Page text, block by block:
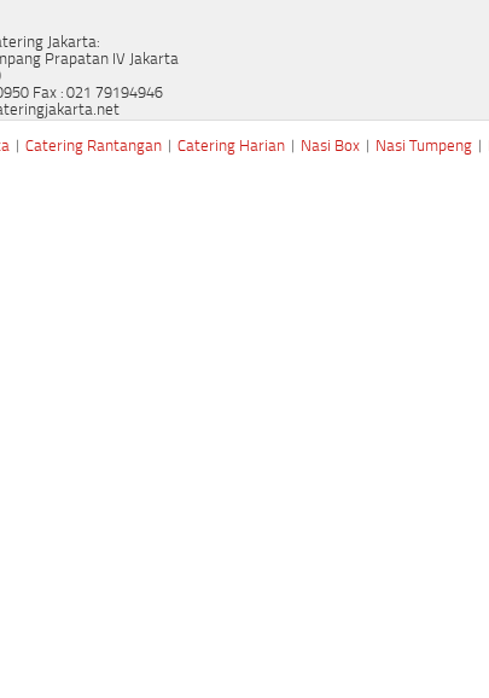
Jakarta:
Prapatan IV Jakarta
Fax : 021 79194946
Catering Rantangan Catering Harian Nasi Box Nasi Tumpeng